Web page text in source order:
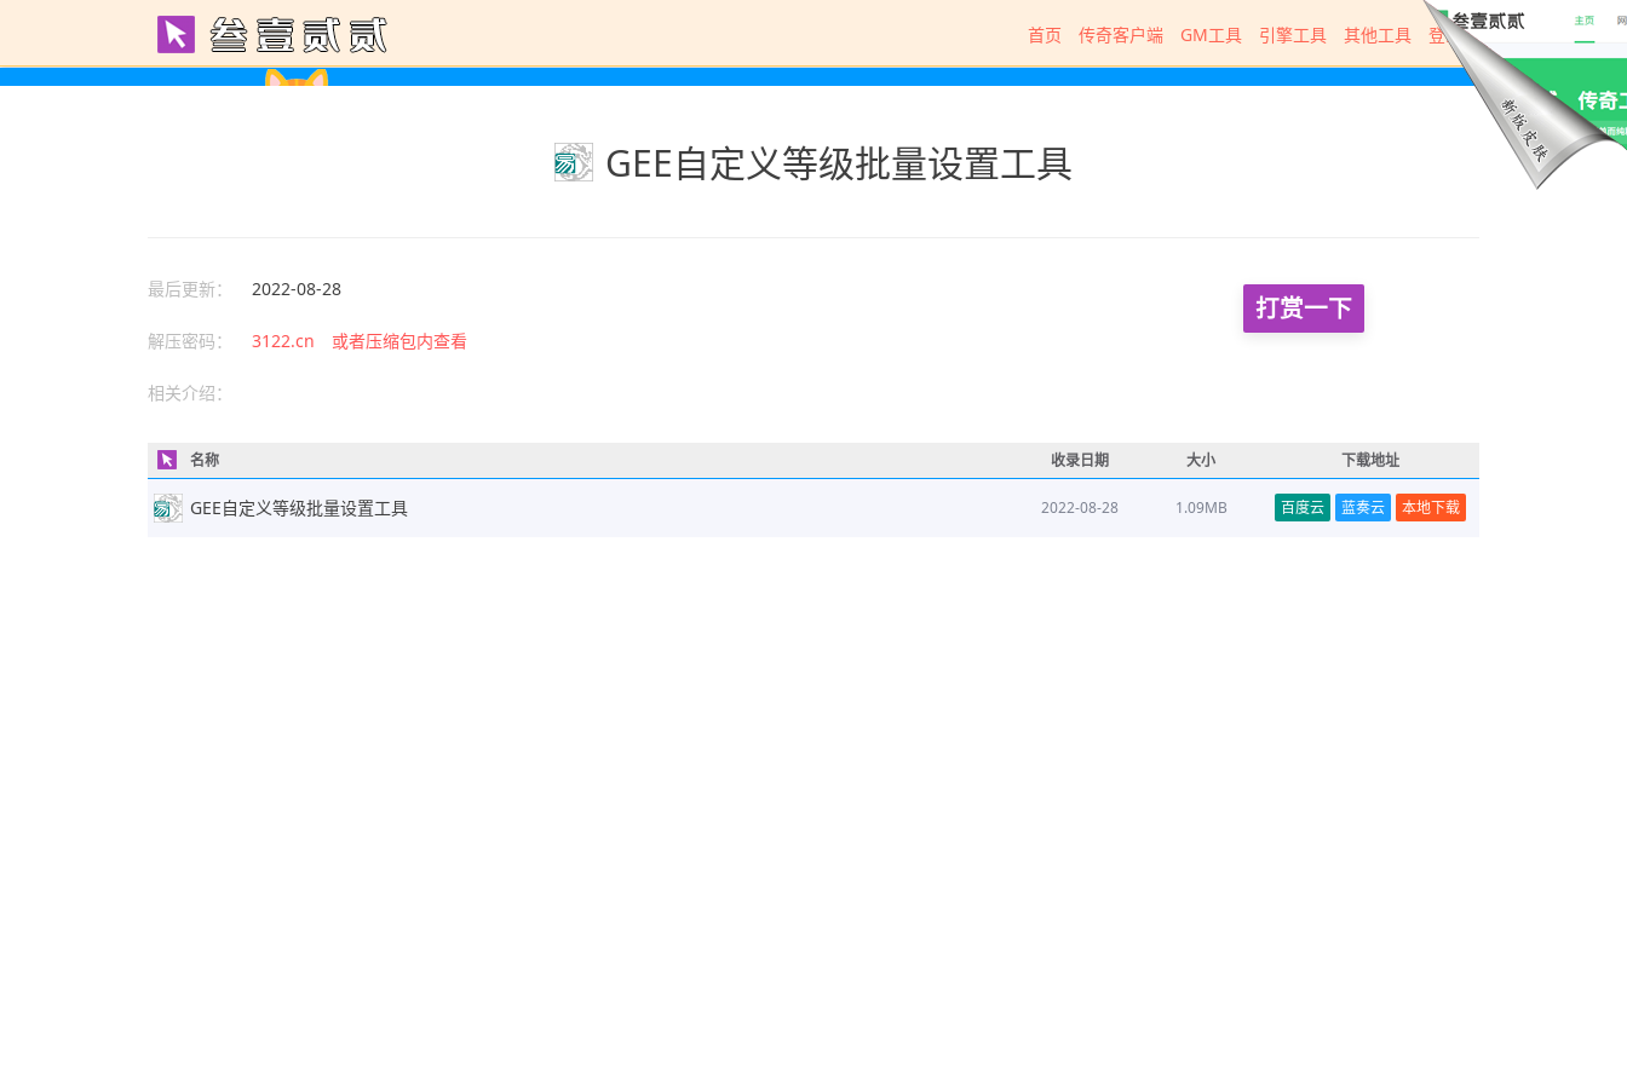
首页 传奇客户端 GM工具 引擎工具 其他工具 登录器
打赏一下
GEE自定义等级批量设置工具
最后更新： 2022-08-28
解压密码： 3122.cn 或者压缩包内查看
相关介绍：
名称 收录日期 大小 下载地址
GEE自定义等级批量设置工具 2022-08-28 1.09MB 百度云 蓝奏云 本地下载